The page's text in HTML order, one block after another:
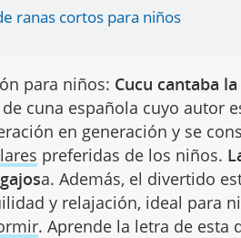
ranas cortos para niños
para niños: Cucu cantaba
cuna española cuyo autor
en generación y se
preferidas de los niños.
a. Además, el divertido
y relajación, ideal para
. Aprende la letra de esta